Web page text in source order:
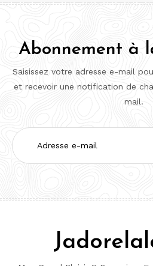
Abonnement à
Saisissez votre adresse e-mail
et recevoir une notification de
mail.
Adresse
e-
mail